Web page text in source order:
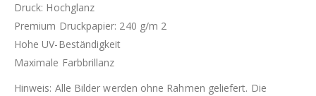
Druck: Hochglanz
Premium Druckpapier: 240 g/m 2
Hohe UV-Beständigkeit
Maximale Farbbrillanz
Hinweis: Alle Bilder werden ohne Rahmen geliefert. Die